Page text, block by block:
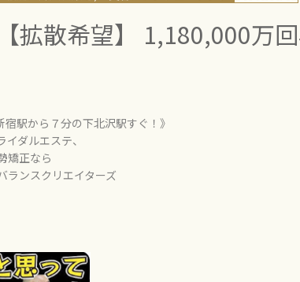
拡散希望】 1,180,000万
宿駅から７分の下北沢駅すぐ！》
ダルエステ、
矯正なら
ランスクリエイターズ